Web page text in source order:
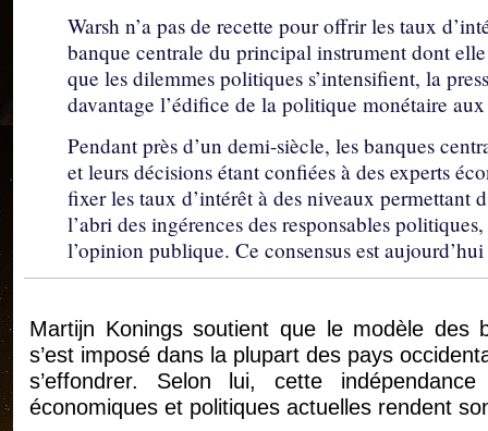
Warsh n’a pas de recette pour offrir les taux
banque centrale du principal instrument dont
que les dilemmes politiques s’intensifient, la
davantage l’édifice de la politique monétaire
Pendant près d’un demi-siècle, les banques
et leurs décisions étant confiées à des experts
fixer les taux d’intérêt à des niveaux permettant
l’abri des ingérences des responsables
l’opinion publique. Ce consensus est
Martijn Konings soutient que le modèle des
s’est imposé dans la plupart des pays
s’effondrer. Selon lui, cette
économiques et politiques actuelles rendent